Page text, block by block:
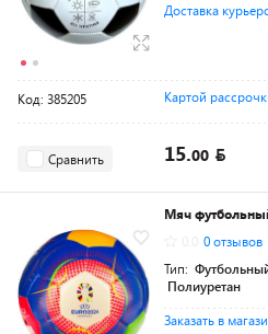
Доставка
Код: 385205 Картой
Сравнить 15.00
Мяч
0 отзывов
Тип:
Полиуретан
Заказать в